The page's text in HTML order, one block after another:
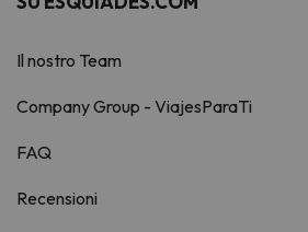
Il nostro Team
Company Group - ViajesParaTi
FAQ
Recensioni